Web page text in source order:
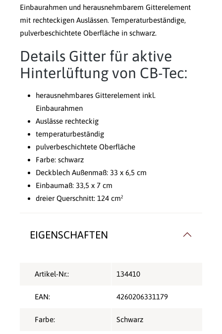
Einbaurahmen und herausnehmbarem Gitterelement
mit rechteckigen Auslässen. Temperaturbeständige,
pulverbeschichtete Oberfläche in schwarz.
Details Gitter für aktive
Hinterlüftung von CB-Tec:
herausnehmbares Gitterelement inkl.
Einbaurahmen
Auslässe rechteckig
temperaturbeständig
pulverbeschichtete Oberfläche
Farbe: schwarz
Deckblech Außenmaß: 33 x 6,5 cm
Einbaumaß: 33,5 x 7 cm
dreier Querschnitt: 124 cm²
EIGENSCHAFTEN
Artikel-Nr.: 134410
EAN: 4260206331179
Farbe: Schwarz